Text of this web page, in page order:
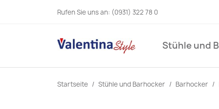
Rufen Sie uns an: (0931) 322 78 0
Stühle und
Startseite Stühle und Barhocker Barhocker